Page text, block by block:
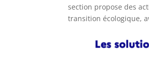
section propose des
transition écologique,